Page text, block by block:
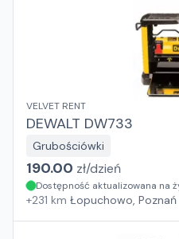
VELVET RENT
DEWALT DW733
Grubościówki
190.00 zł/dzień
Dostępność aktualizowana na
+231 km Łopuchowo, Poznań